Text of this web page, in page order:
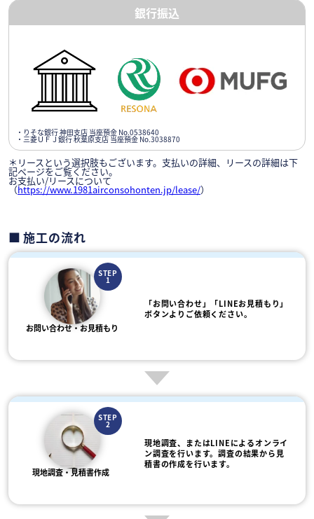
銀行振込
・りそな銀行 神田支店 当座預金 No.0538640
・三菱ＵＦＪ銀行 秋葉原支店 当座預金 No.3038870
＊リースという選択肢もございます。支払いの詳細、リースの詳細は下
記ページをご覧ください。
お支払い/リースについて
（https://www.1981airconsohonten.jp/lease/）
施工の流れ
STEP
1
お問い合わせ・お見積もり
「お問い合わせ」「LINEお見積もり」
ボタンよりご依頼ください。
STEP
2
現地調査・見積書作成
現地調査、またはLINEによるオンライ
ン調査を行います。調査の結果から見
積書の作成を行います。